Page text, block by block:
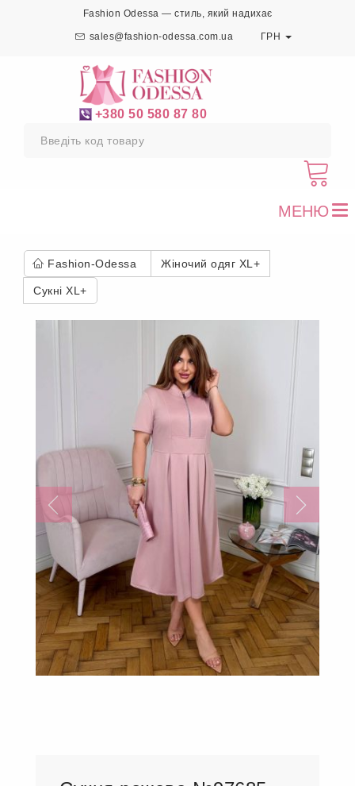
Fashion Odessa — стиль, який надихає
sales@fashion-odessa.com.ua ГРН
+380 50 580 87 80
МЕНЮ
Fashion-Odessa Жіночий одяг XL+
Сукні XL+